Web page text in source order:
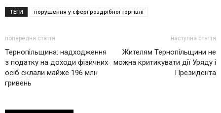
ТЕГИ порушення у сфері роздрібної торгівлі
попередня стаття
Тернопільщина: надходження
з податку на доходи фізичних
осіб склали майже 196 млн
гривень
наступна стаття
Жителям Тернопільщини не
можна критикувати дії Уряду і
Президента